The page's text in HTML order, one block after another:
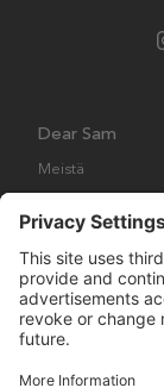
Dear Sam
Meistä